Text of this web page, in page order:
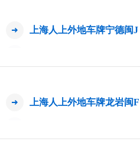
上海人上外地车牌宁德闽J
上海人上外地车牌龙岩闽F